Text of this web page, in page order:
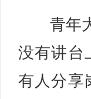
青年大
没有讲台
有人分享